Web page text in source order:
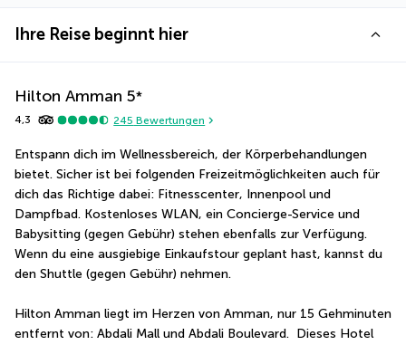
Ihre Reise beginnt hier
Hilton Amman 5*
4,3 245 Bewertungen
Entspann dich im Wellnessbereich, der Körperbehandlungen
bietet. Sicher ist bei folgenden Freizeitmöglichkeiten auch für
dich das Richtige dabei: Fitnesscenter, Innenpool und
Dampfbad. Kostenloses WLAN, ein Concierge-Service und
Babysitting (gegen Gebühr) stehen ebenfalls zur Verfügung.
Wenn du eine ausgiebige Einkaufstour geplant hast, kannst du
den Shuttle (gegen Gebühr) nehmen.
Hilton Amman liegt im Herzen von Amman, nur 15 Gehminuten
entfernt von: Abdali Mall und Abdali Boulevard.  Dieses Hotel